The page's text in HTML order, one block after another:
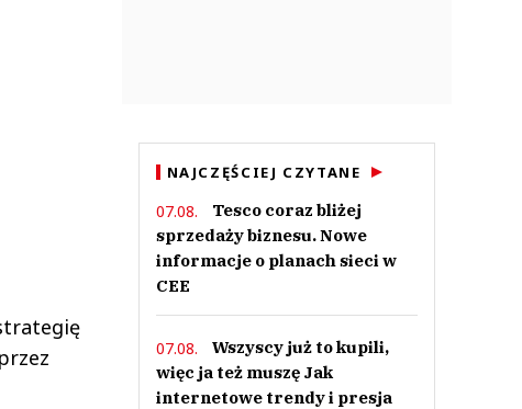
NAJCZĘŚCIEJ CZYTANE
07.08.
Tesco coraz bliżej
sprzedaży biznesu. Nowe
informacje o planach sieci w
CEE
07.08.
Wszyscy już to kupili,
więc ja też muszę Jak
internetowe trendy i presja